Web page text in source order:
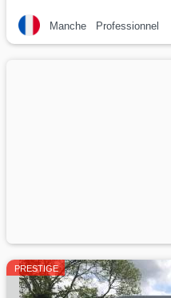
Manche Professionnel
PRESTIGE